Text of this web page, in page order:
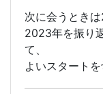
した。
「家で大掃除
話をしてくださ